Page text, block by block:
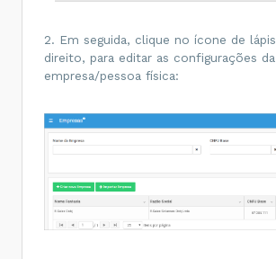
2. Em seguida, clique no ícone de lápis
direito, para editar as configurações da
empresa/pessoa física: